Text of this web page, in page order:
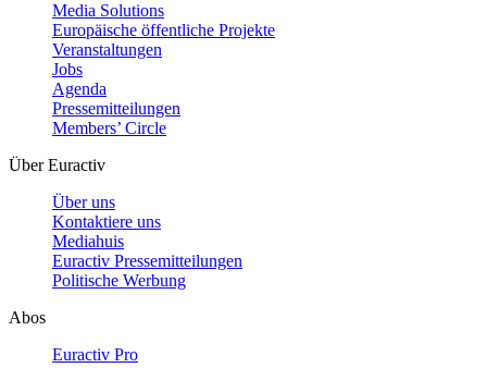
Media Solutions
Europäische öffentliche Projekte
Veranstaltungen
Jobs
Agenda
Pressemitteilungen
Members’ Circle
Über Euractiv
Über uns
Kontaktiere uns
Mediahuis
Euractiv Pressemitteilungen
Politische Werbung
Abos
Euractiv Pro